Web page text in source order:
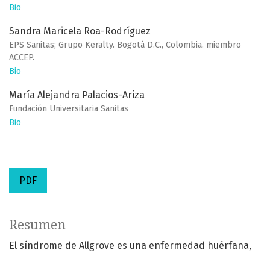
Bio
Sandra Maricela Roa-Rodríguez
EPS Sanitas; Grupo Keralty. Bogotá D.C., Colombia. miembro
ACCEP.
Bio
María Alejandra Palacios-Ariza
Fundación Universitaria Sanitas
Bio
PDF
Resumen
El síndrome de Allgrove es una enfermedad huérfana,